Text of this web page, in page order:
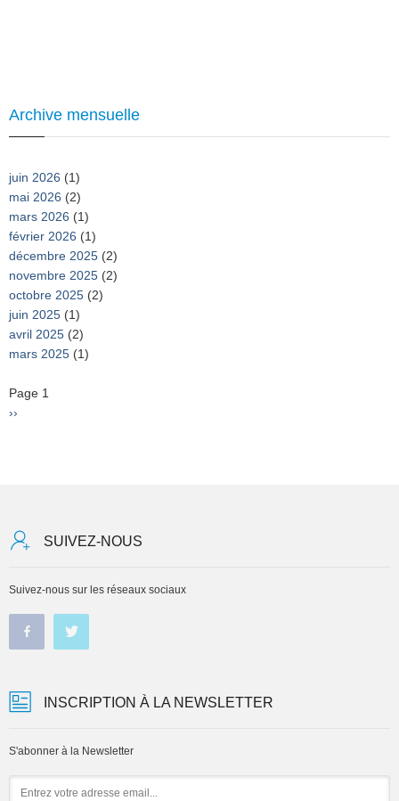
Archive mensuelle
juin 2026 (1)
mai 2026 (2)
mars 2026 (1)
février 2026 (1)
décembre 2025 (2)
novembre 2025 (2)
octobre 2025 (2)
juin 2025 (1)
avril 2025 (2)
mars 2025 (1)
Pagination
Page 1
Page
››
SUIVEZ-NOUS
Suivez-nous sur les réseaux sociaux
INSCRIPTION À LA NEWSLETTER
S'abonner à la Newsletter